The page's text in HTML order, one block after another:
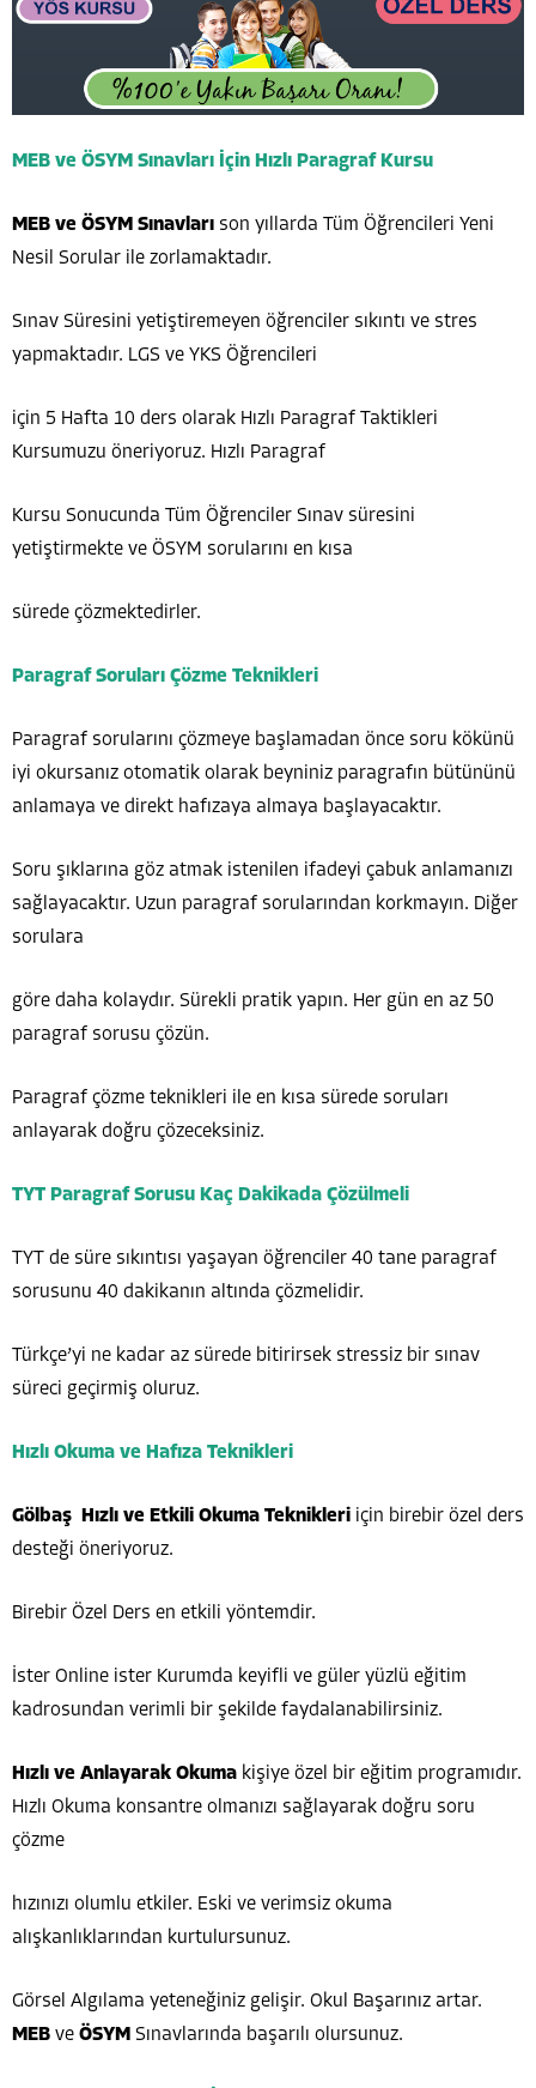
MEB ve ÖSYM Sınavları İçin Hızlı Paragraf Kursu
MEB ve ÖSYM Sınavları son yıllarda Tüm Öğrencileri Yeni
Nesil Sorular ile zorlamaktadır.
Sınav Süresini yetiştiremeyen öğrenciler sıkıntı ve stres
yapmaktadır. LGS ve YKS Öğrencileri
için 5 Hafta 10 ders olarak Hızlı Paragraf Taktikleri
Kursumuzu öneriyoruz. Hızlı Paragraf
Kursu Sonucunda Tüm Öğrenciler Sınav süresini
yetiştirmekte ve ÖSYM sorularını en kısa
sürede çözmektedirler.
Paragraf Soruları Çözme Teknikleri
Paragraf sorularını çözmeye başlamadan önce soru kökünü
iyi okursanız otomatik olarak beyniniz paragrafın bütününü
anlamaya ve direkt hafızaya almaya başlayacaktır.
Soru şıklarına göz atmak istenilen ifadeyi çabuk anlamanızı
sağlayacaktır. Uzun paragraf sorularından korkmayın. Diğer
sorulara
göre daha kolaydır. Sürekli pratik yapın. Her gün en az 50
paragraf sorusu çözün.
Paragraf çözme teknikleri ile en kısa sürede soruları
anlayarak doğru çözeceksiniz.
TYT Paragraf Sorusu Kaç Dakikada Çözülmeli
TYT de süre sıkıntısı yaşayan öğrenciler 40 tane paragraf
sorusunu 40 dakikanın altında çözmelidir.
Türkçe’yi ne kadar az sürede bitirirsek stressiz bir sınav
süreci geçirmiş oluruz.
Hızlı Okuma ve Hafıza Teknikleri
Gölbaş Hızlı ve Etkili Okuma Teknikleri için birebir özel ders
desteği öneriyoruz.
Birebir Özel Ders en etkili yöntemdir.
İster Online ister Kurumda keyifli ve güler yüzlü eğitim
kadrosundan verimli bir şekilde faydalanabilirsiniz.
Hızlı ve Anlayarak Okuma kişiye özel bir eğitim programıdır.
Hızlı Okuma konsantre olmanızı sağlayarak doğru soru
çözme
hızınızı olumlu etkiler. Eski ve verimsiz okuma
alışkanlıklarından kurtulursunuz.
Görsel Algılama yeteneğiniz gelişir. Okul Başarınız artar.
MEB ve ÖSYM Sınavlarında başarılı olursunuz.